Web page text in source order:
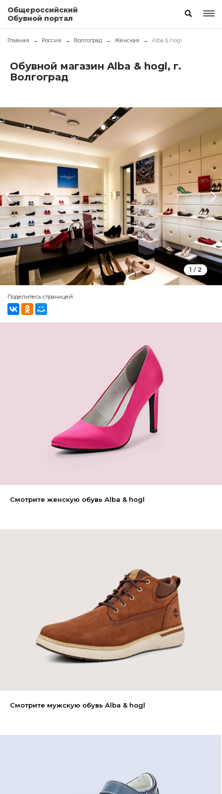
Общероссийский
Обувной портал
Главная Россия Волгоград Женская Alba & hogl
Обувной магазин Alba & hogl, г.
Волгоград
1 / 2
Поделитесь страницей:
Смотрите женскую обувь Alba & hogl
Смотрите мужскую обувь Alba & hogl